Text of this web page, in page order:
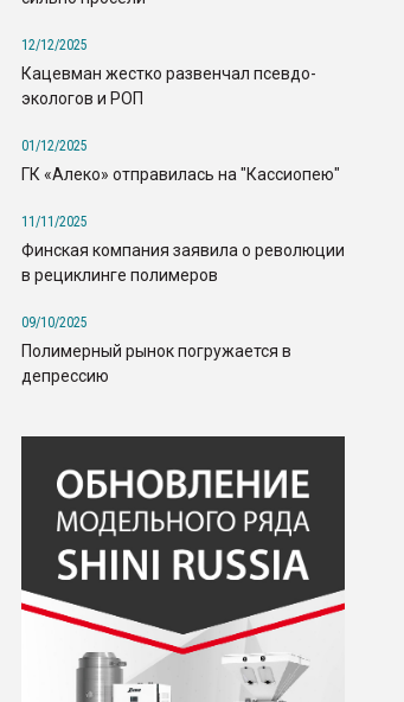
12/12/2025
Кацевман жестко развенчал псевдо-
экологов и РОП
01/12/2025
ГК «Алеко» отправилась на "Кассиопею"
11/11/2025
Финская компания заявила о революции
в рециклинге полимеров
09/10/2025
Полимерный рынок погружается в
депрессию